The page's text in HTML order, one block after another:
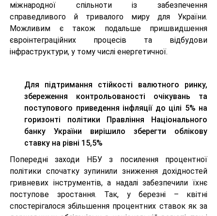
міжнародної спільноти із забезпечення
справедливого й тривалого миру для України.
Можливим є також подальше пришвидшення
євроінтеграційних процесів та відбудови
інфраструктури, у тому числі енергетичної.
Для підтримання стійкості валютного ринку,
збереження контрольованості очікувань та
поступового приведення інфляції до цілі 5% на
горизонті політики Правління Національного
банку України вирішило зберегти облікову
ставку на рівні 15,5%
Попередні заходи НБУ з посилення процентної
політики спочатку зупинили зниження дохідностей
гривневих інструментів, а надалі забезпечили їхнє
поступове зростання. Так, у березні – квітні
спостерігалося збільшення процентних ставок як за